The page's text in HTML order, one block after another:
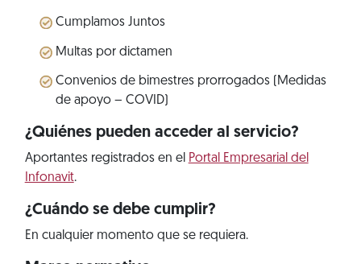
Cumplamos Juntos
Multas por dictamen
Convenios de bimestres prorrogados (Medidas
de apoyo – COVID)
¿Quiénes pueden acceder al servicio?
Aportantes registrados en el Portal Empresarial del
Infonavit.
¿Cuándo se debe cumplir?
En cualquier momento que se requiera.